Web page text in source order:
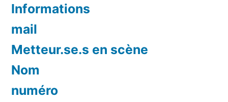
Informations
mail
Metteur.se.s en scène
Nom
numéro